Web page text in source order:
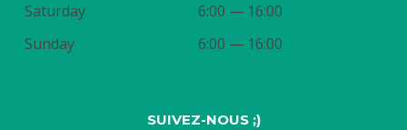
Saturday
6:00 — 16:00
Sunday
6:00 — 16:00
SUIVEZ-NOUS ;)